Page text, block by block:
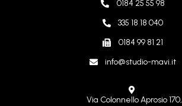
0184 25 55 98
335 18 18 040
0184 99 81 21
info@studio-mavi.it
Via Colonnello Aprosio 170,